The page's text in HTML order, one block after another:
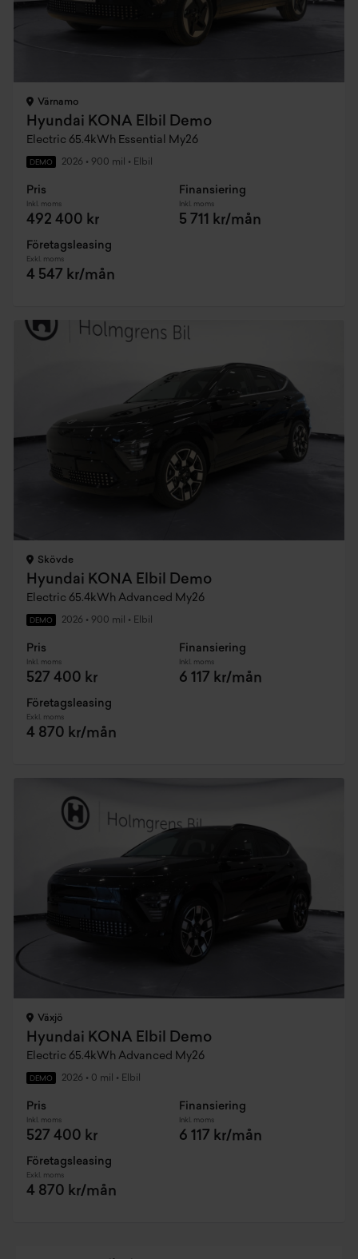
Värnamo
Hyundai KONA Elbil Demo
Electric 65.4kWh Essential My26
DEMO 2026 • 900 mil • Elbil
Pris
Inkl. moms
492 400 kr
Finansiering
Inkl. moms
5 711 kr/mån
Företagsleasing
Exkl. moms
4 547 kr/mån
Skövde
Hyundai KONA Elbil Demo
Electric 65.4kWh Advanced My26
DEMO 2026 • 900 mil • Elbil
Pris
Inkl. moms
527 400 kr
Finansiering
Inkl. moms
6 117 kr/mån
Företagsleasing
Exkl. moms
4 870 kr/mån
Växjö
Hyundai KONA Elbil Demo
Electric 65.4kWh Advanced My26
DEMO 2026 • 0 mil • Elbil
Pris
Inkl. moms
527 400 kr
Finansiering
Inkl. moms
6 117 kr/mån
Företagsleasing
Exkl. moms
4 870 kr/mån